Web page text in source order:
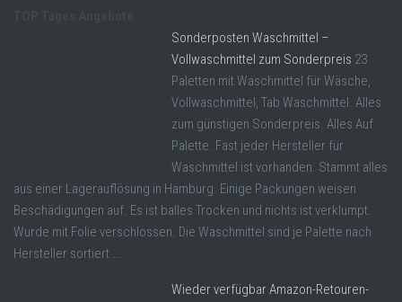
Sonderposten Waschmittel –
Vollwaschmittel zum Sonderpreis 23
Paletten mit Waschmittel für Wäsche,
Vollwaschmittel, Tab Waschmittel. Alles
zum günstigen Sonderpreis. Alles Auf
Palette. Fast jeder Hersteller für
Waschmittel ist vorhanden. Stammt alles
aus einer Lagerauflösung in Hamburg. Einige Packungen weisen
Beschädigungen auf. Es ist balles Trocken und nichts ist verklumpt.
Wurde mit Folie verschlossen. Die Waschmittel sind je Palette nach
Hersteller sortiert ...
Wieder verfügbar Amazon-Retouren-